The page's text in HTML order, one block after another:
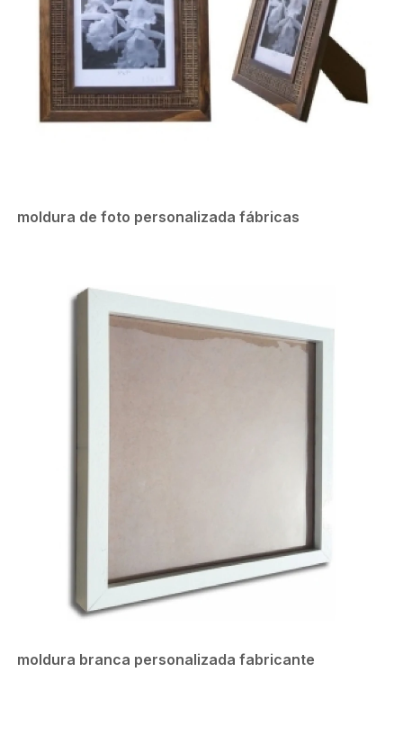
moldura de foto personalizada fábricas
moldura branca personalizada fabricante